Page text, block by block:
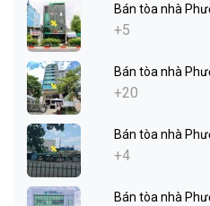
Bán tòa nhà
+5
Bán tòa nhà
+20
Bán tòa nhà
+4
Bán tòa nhà